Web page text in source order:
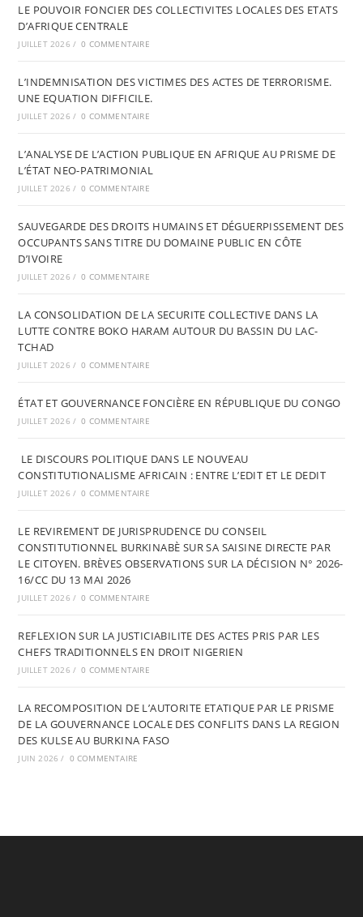
LE POUVOIR FONCIER DES COLLECTIVITES LOCALES DES ETATS
D’AFRIQUE CENTRALE
JUILLET 2026 / 0 COMMENTAIRE
L’INDEMNISATION DES VICTIMES DES ACTES DE TERRORISME.
UNE EQUATION DIFFICILE.
JUILLET 2026 / 0 COMMENTAIRE
L’ANALYSE DE L’ACTION PUBLIQUE EN AFRIQUE AU PRISME DE
L’ÉTAT NEO-PATRIMONIAL
JUILLET 2026 / 0 COMMENTAIRE
SAUVEGARDE DES DROITS HUMAINS ET DÉGUERPISSEMENT DES
OCCUPANTS SANS TITRE DU DOMAINE PUBLIC EN CÔTE
D’IVOIRE
JUILLET 2026 / 0 COMMENTAIRE
LA CONSOLIDATION DE LA SECURITE COLLECTIVE DANS LA
LUTTE CONTRE BOKO HARAM AUTOUR DU BASSIN DU LAC-
TCHAD
JUILLET 2026 / 0 COMMENTAIRE
ÉTAT ET GOUVERNANCE FONCIÈRE EN RÉPUBLIQUE DU CONGO
JUILLET 2026 / 0 COMMENTAIRE
LE DISCOURS POLITIQUE DANS LE NOUVEAU
CONSTITUTIONALISME AFRICAIN : ENTRE L’EDIT ET LE DEDIT
JUILLET 2026 / 0 COMMENTAIRE
LE REVIREMENT DE JURISPRUDENCE DU CONSEIL
CONSTITUTIONNEL BURKINABÈ SUR SA SAISINE DIRECTE PAR
LE CITOYEN. BRÈVES OBSERVATIONS SUR LA DÉCISION N° 2026-
16/CC DU 13 MAI 2026
JUILLET 2026 / 0 COMMENTAIRE
REFLEXION SUR LA JUSTICIABILITE DES ACTES PRIS PAR LES
CHEFS TRADITIONNELS EN DROIT NIGERIEN
JUILLET 2026 / 0 COMMENTAIRE
LA RECOMPOSITION DE L’AUTORITE ETATIQUE PAR LE PRISME
DE LA GOUVERNANCE LOCALE DES CONFLITS DANS LA REGION
DES KULSE AU BURKINA FASO
JUIN 2026 / 0 COMMENTAIRE